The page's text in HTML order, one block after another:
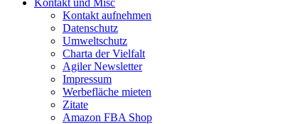
Kontakt und Misc
Kontakt aufnehmen
Datenschutz
Umweltschutz
Charta der Vielfalt
Agiler Newsletter
Impressum
Werbefläche mieten
Zitate
Amazon FBA Shop